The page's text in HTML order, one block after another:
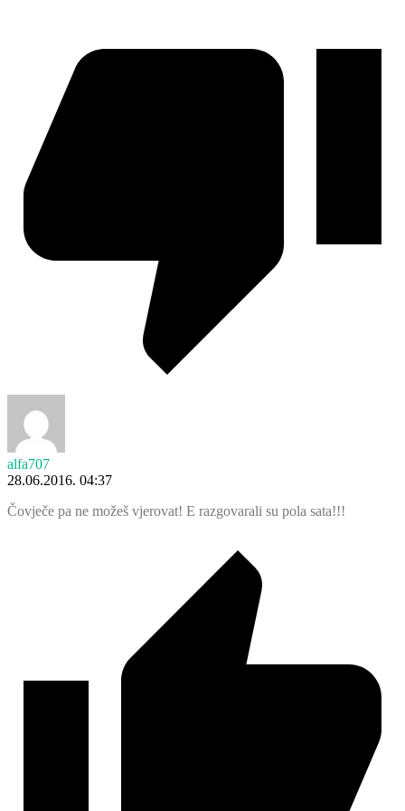
alfa707
28.06.2016. 04:37
Čovječe pa ne možeš vjerovat! E razgovarali su pola sata!!!